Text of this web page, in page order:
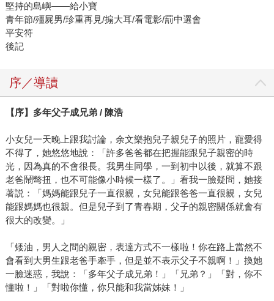
堅持的島嶼——給小寶
青年節/殭屍男/珍重再見/搧大耳/看電影/罰中選會
平安符
後記
序／導讀
【序】多年父子成兄弟 / 陳浩
小女兒一天晚上跟我討論，余文樂抱兒子親兒子的照片，寵愛得
不得了，她悠悠地說：「許多爸爸都在把握能跟兒子親密的時
光，因為真的不會很長。我男生同學，一到初中以後，就算不跟
老爸鬧彆扭，也不可能像小時候一樣了。」看我一臉疑問，她接
著説：「媽媽能跟兒子一直很親，女兒能跟爸爸一直很親，女兒
能跟媽媽也很親。但是兒子到了青春期，父子的親密關係就會有
很大的改變。」
「矮油，男人之間的親密，表達方式不一樣啦！你在路上當然不
會看到大男生跟老爸手牽手，但是並不表示父子不親啊！」換她
一臉迷惑，我說：「多年父子成兄弟！」「兄弟？」「對，你不
懂啦！」「對啦你懂，你只能和我當姊妹！」